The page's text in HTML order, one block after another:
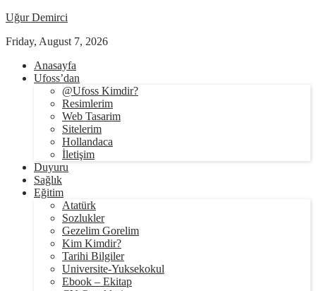
Uğur Demirci
Friday, August 7, 2026
Anasayfa
Ufoss’dan
@Ufoss Kimdir?
Resimlerim
Web Tasarim
Sitelerim
Hollandaca
İletişim
Duyuru
Sağlık
Eğitim
Atatürk
Sozlukler
Gezelim Gorelim
Kim Kimdir?
Tarihi Bilgiler
Universite-Yuksekokul
Ebook – Ekitap